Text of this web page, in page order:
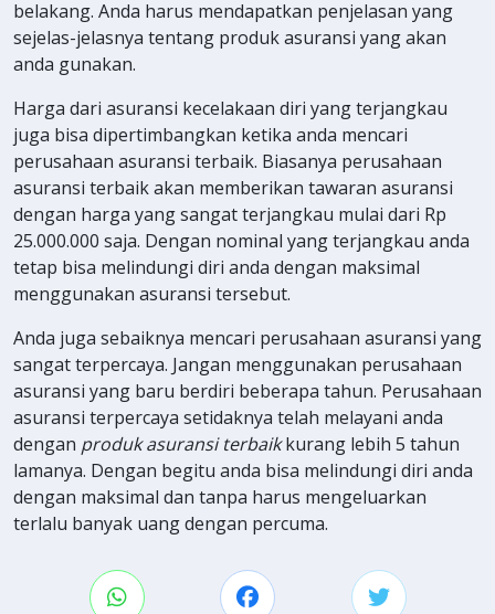
belakang. Anda harus mendapatkan penjelasan yang
sejelas-jelasnya tentang produk asuransi yang akan
anda gunakan.
Harga dari asuransi kecelakaan diri yang terjangkau
juga bisa dipertimbangkan ketika anda mencari
perusahaan asuransi terbaik. Biasanya perusahaan
asuransi terbaik akan memberikan tawaran asuransi
dengan harga yang sangat terjangkau mulai dari Rp
25.000.000 saja. Dengan nominal yang terjangkau anda
tetap bisa melindungi diri anda dengan maksimal
menggunakan asuransi tersebut.
Anda juga sebaiknya mencari perusahaan asuransi yang
sangat terpercaya. Jangan menggunakan perusahaan
asuransi yang baru berdiri beberapa tahun. Perusahaan
asuransi terpercaya setidaknya telah melayani anda
dengan produk asuransi terbaikkurang lebih 5 tahun
lamanya. Dengan begitu anda bisa melindungi diri anda
dengan maksimal dan tanpa harus mengeluarkan
terlalu banyak uang dengan percuma.